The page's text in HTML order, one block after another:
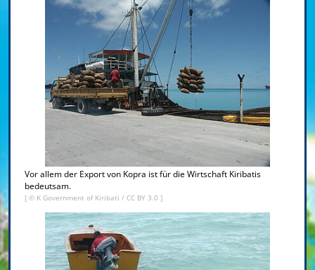
Vor allem der Export von Kopra ist für die Wirtschaft Kiribatis
bedeutsam.
[ © K Government of Kiribati / CC BY 3.0 ]